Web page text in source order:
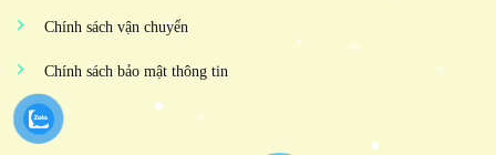
Chính sách vận chuyển
Chính sách bảo mật thông tin